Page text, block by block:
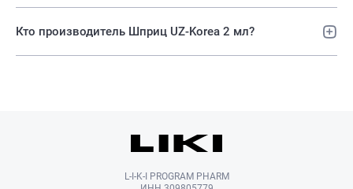
Кто производитель Шприц UZ-Korea 2 мл?
L-I-K-I PROGRAM PHARM